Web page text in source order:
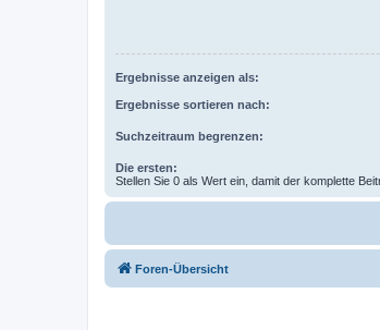
Ergebnisse anzeigen als:
Ergebnisse sortieren nach:
Suchzeitraum begrenzen:
Die ersten:
Stellen Sie 0 als Wert ein, damit der komplette
Foren-Übersicht